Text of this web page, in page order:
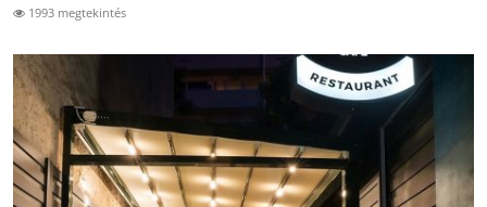
1993 megtekintés